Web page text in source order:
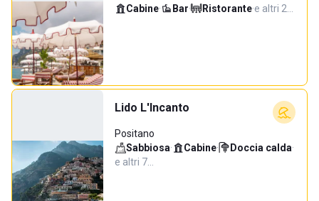
Cabine· Bar· Ristorante·e altri 2…
Lido L'Incanto
Positano
Sabbiosa· Cabine· Doccia calda·
e altri 7…